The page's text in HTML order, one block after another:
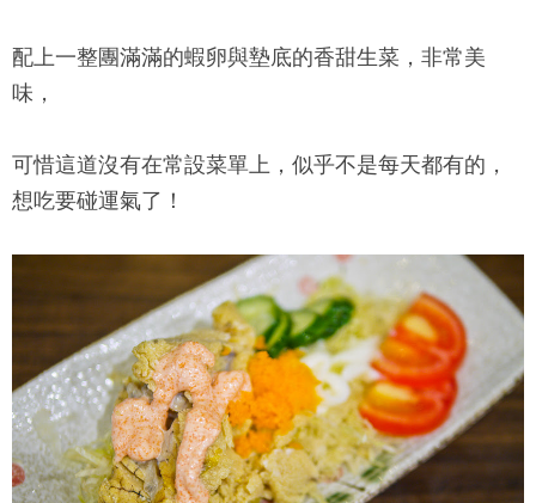
配上一整團滿滿的蝦卵與墊底的香甜生菜，非常美
味，
可惜這道沒有在常設菜單上，似乎不是每天都有的，
想吃要碰運氣了！